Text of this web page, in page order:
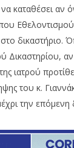
να καταθέσει αν
Εθελοντισμού
δικαστήριο.
Δικαστηρίου,
ιατρού
του κ.
την επόμενη